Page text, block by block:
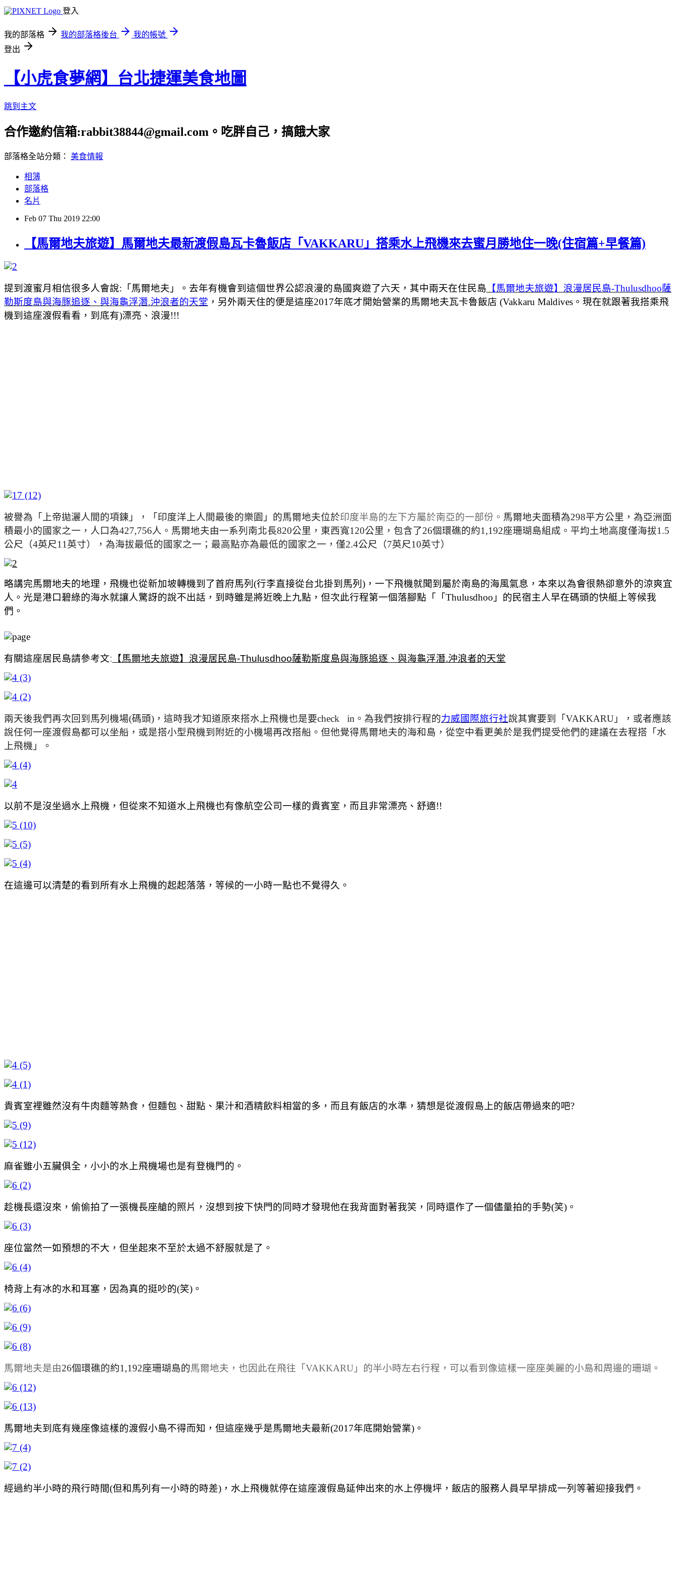
登入
我的部落格 我的部落格後台
我的帳號
登出
【小虎食夢網】台北捷運美食地圖
跳到主文
合作邀約信箱:rabbit38844@gmail.com。吃胖自己，搞餓大家
部落格全站分類： 美食情報
相簿
部落格
名片
Feb 07 Thu 2019 22:00
【馬爾地夫旅遊】馬爾地夫最新渡假島瓦卡魯飯店「VAKKARU」搭乘水上飛機來去蜜月勝地住一晚(住宿篇+早餐篇)
提到渡蜜月相信很多人會說:「馬爾地夫」。去年有機會到這個世界公認浪漫的島國爽遊了六天，其中兩天在住民島 【馬爾地夫旅遊】浪漫居民島-Thulusdhoo薩
勒斯度島與海豚追逐、與海龜浮潛.沖浪者的天堂 ，另外兩天住的便是這座2017年底才開始營業的馬爾地夫瓦卡魯飯店 (Vakkaru Maldives。現在就跟著我搭乘飛
機到這座渡假看看，到底有)漂亮、浪漫!!!
被譽為「上帝拋灑人間的項鍊」，「印度洋上人間最後的樂園」的馬爾地夫位於印度半島的左下方屬於南亞的一部份。 馬爾地夫面積為298平方公里，為亞洲面
積最小的國家之一，人口為427,756人。馬爾地夫由一系列南北長820公里，東西寬120公里，包含了26個環礁的約1,192座珊瑚島組成。平均土地高度僅海拔1.5
公尺（4英尺11英寸），為海拔最低的國家之一；最高點亦為最低的國家之一，僅2.4公尺（7英尺10英寸）
略講完馬爾地夫的地理，飛機也從新加坡轉機到了首府馬列(行李直接從台北掛到馬列)，一下飛機就聞到屬於南島的海風氣息，本來以為會很熱卻意外的涼爽宜
人。光是港口碧綠的海水就讓人驚訝的說不出話，到時雖是將近晚上九點，但次此行程第一個落腳點「「Thulusdhoo」的民宿主人早在碼頭的快艇上等候我
們。
有關這座居民島請參考文: 【馬爾地夫旅遊】浪漫居民島-Thulusdhoo薩勒斯度島與海豚追逐、與海龜浮潛.沖浪者的天堂
兩天後我們再次回到馬列機場(碼頭)，這時我才知道原來搭水上飛機也是要check in。為我們按排行程的力威國際旅行社說其實要到「VAKKARU」，或者應該
說任何一座渡假島都可以坐船，或是搭小型飛機到附近的小機場再改搭船。但他覺得馬爾地夫的海和島，從空中看更美於是我們提受他們的建議在去程搭「水
上飛機」。
以前不是沒坐過水上飛機，但從來不知道水上飛機也有像航空公司一樣的貴賓室，而且非常漂亮、舒適!!
在這邊可以清楚的看到所有水上飛機的起起落落，等候的一小時一點也不覺得久。
貴賓室裡雖然沒有牛肉麵等熱食，但麵包、甜點、果汁和酒精飲料相當的多，而且有飯店的水準，猜想是從渡假島上的飯店帶過來的吧?
麻雀雖小五臟俱全，小小的水上飛機場也是有登機門的。
趁機長還沒來，偷偷拍了一張機長座艙的照片，沒想到按下快門的同時才發現他在我背面對著我笑，同時還作了一個儘量拍的手勢(笑)。
座位當然一如預想的不大，但坐起來不至於太過不舒服就是了。
椅背上有冰的水和耳塞，因為真的挺吵的(笑)。
馬爾地夫是由26個環礁的約1,192座珊瑚島的馬爾地夫，也因此在飛往「VAKKARU」的半小時左右行程，可以看到像這樣一座座美麗的小島和周邊的珊瑚。
馬爾地夫到底有幾座像這樣的渡假小島不得而知，但這座幾乎是馬爾地夫最新(2017年底開始營業)。
經過約半小時的飛行時間(但和馬列有一小時的時差)，水上飛機就停在這座渡假島延伸出來的水上停機坪，飯店的服務人員早早排成一列等著迎接我們。